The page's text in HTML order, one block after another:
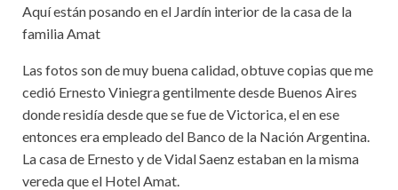
Aquí están posando en el Jardín interior de la casa de la
familia Amat
Las fotos son de muy buena calidad, obtuve copias que me
cedió Ernesto Viniegra gentilmente desde Buenos Aires
donde residía desde que se fue de Victorica, el en ese
entonces era empleado del Banco de la Nación Argentina.
La casa de Ernesto y de Vidal Saenz estaban en la misma
vereda que el Hotel Amat.